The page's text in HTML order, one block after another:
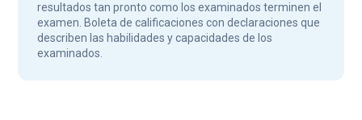
resultados tan pronto como los examinados terminen el
examen. Boleta de calificaciones con declaraciones que
describen las habilidades y capacidades de los
examinados.